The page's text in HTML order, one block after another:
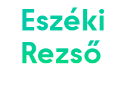
Eszéki
Rezső